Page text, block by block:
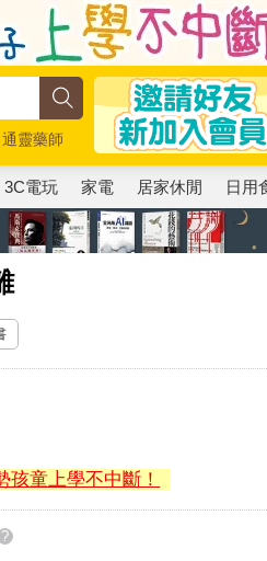
通靈藥師
3C電玩 家電 居家休閒 日用
童上學不中斷！
?